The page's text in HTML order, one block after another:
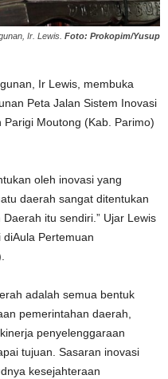
Ir. Lewis. Foto: Prokopim/Yusup
Ir Lewis, membuka
Peta Jalan Sistem Inovasi
Moutong (Kab. Parimo)
oleh inovasi yang
daerah sangat ditentukan
itu sendiri.” Ujar Lewis
Pertemuan
adalah semua bentuk
pemerintahan daerah,
penyelenggaraan
tujuan. Sasaran inovasi
kesejahteraan